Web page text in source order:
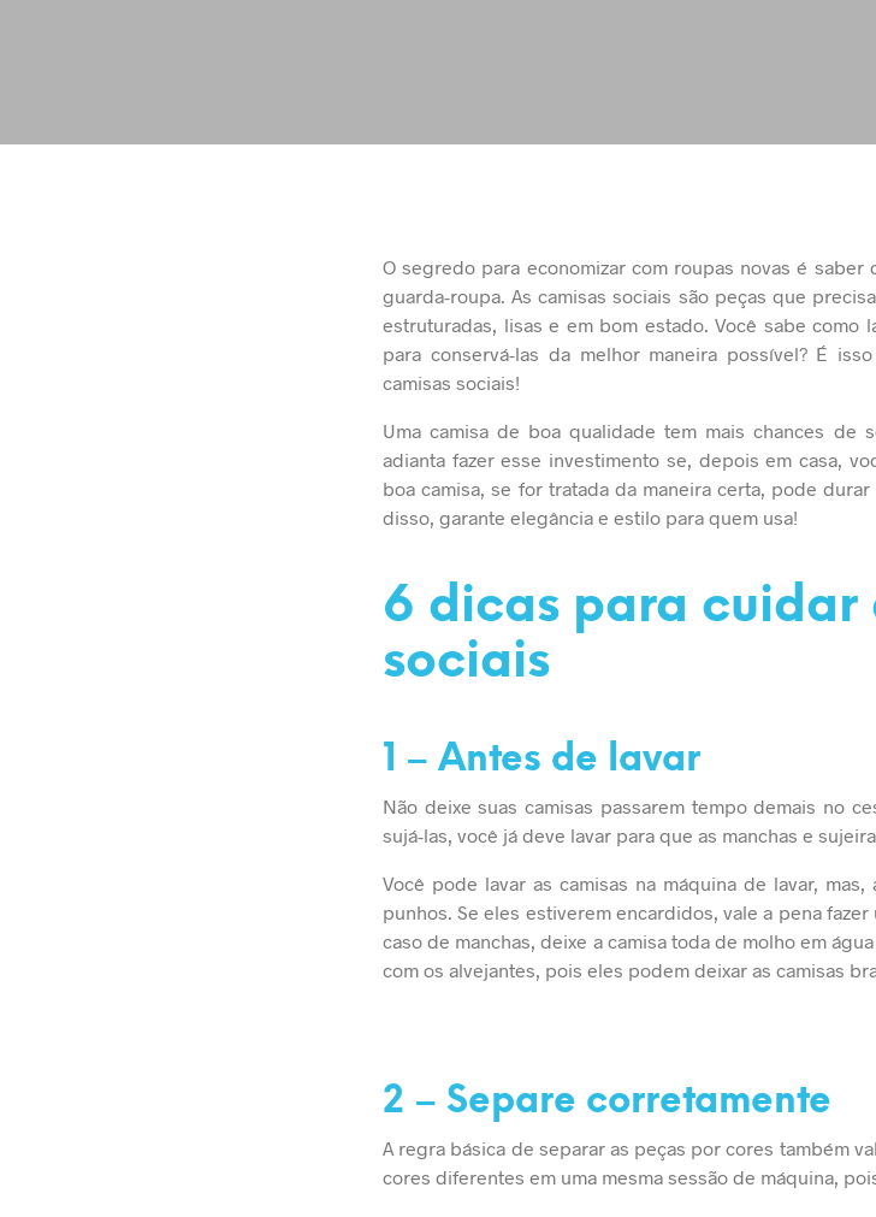
O segredo para economizar com roupas novas é
guarda-roupa. As camisas sociais são peças que
estruturadas, lisas e em bom estado. Você sabe como
para conservá-las da melhor maneira possível? É
camisas sociais!
Uma camisa de boa qualidade tem mais chances de
adianta fazer esse investimento se, depois em casa,
boa camisa, se for tratada da maneira certa, pode
disso, garante elegância e estilo para quem usa!
6 dicas para cuidar
sociais
1 – Antes de lavar
Não deixe suas camisas passarem tempo demais no
sujá-las, você já deve lavar para que as manchas e
Você pode lavar as camisas na máquina de lavar,
punhos. Se eles estiverem encardidos, vale a pena
caso de manchas, deixe a camisa toda de molho em
com os alvejantes, pois eles podem deixar as camisas
2 – Separe corretamente
A regra básica de separar as peças por cores também
cores diferentes em uma mesma sessão de máquina,